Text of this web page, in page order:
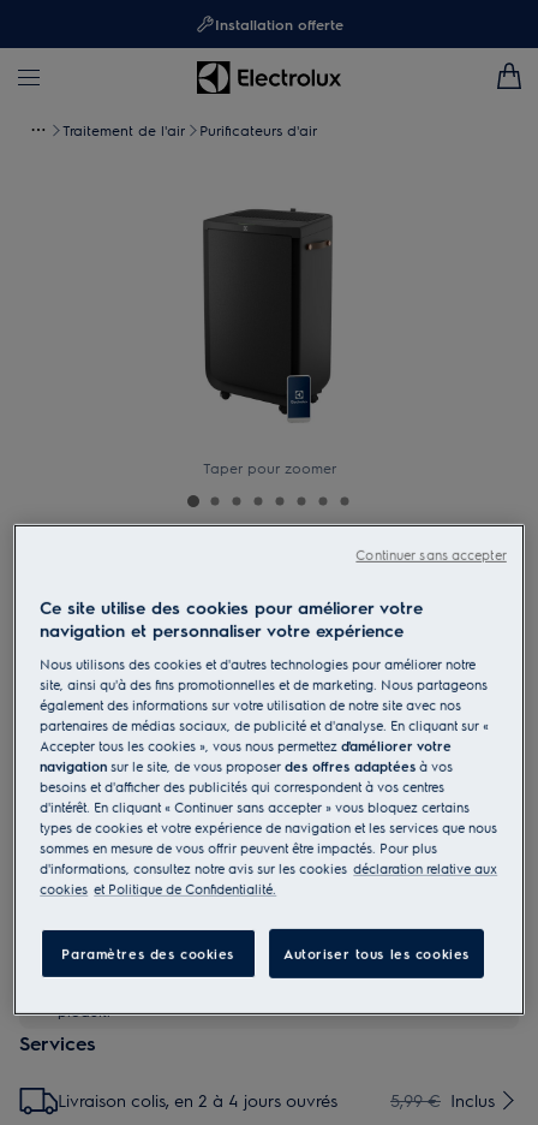
Installation offerte
Traitement de l'air Purificateurs d'air
Taper pour zoomer
Purificateur d'air Pure 700
5 (3)
Bénéfices
Le purificateur d’air 2-en-1 avec fonction ventilateur dirige l’air vers
vous.
Recréez une brise naturelle avec les volets oscillants et la sortie d’air
inclinable.
Assainissement de l’air en profondeur avec ioniseur supplémentaire
connaissance des avertissements et informations de sécurité
conformes à la réglementation EU 2023-988. Pour garantir
produit.
Services
Livraison colis, en 2 à 4 jours ouvrés 5,99 € Inclus
Ce site utilise des cookies pour améliorer votre
navigation et personnaliser votre expérience
Nous utilisons des cookies et d'autres technologies pour améliorer notre
site, ainsi qu'à des fins promotionnelles et de marketing. Nous partageons
également des informations sur votre utilisation de notre site avec nos
partenaires de médias sociaux, de publicité et d'analyse. En cliquant sur «
Accepter tous les cookies », vous nous permettezd'améliorer votre
navigation sur le site, de vous proposerdes offres adaptées à vos
besoins et d'afficher des publicités qui correspondent à vos centres
d'intérêt. En cliquant « Continuer sans accepter » vous bloquez certains
types de cookies et votre expérience de navigation et les services que nous
sommes en mesure de vous offrir peuvent être impactés. Pour plus
d'informations, consultez notre avis sur les cookies déclaration relative aux
cookies et Politique de Confidentialité.
Paramètres des cookies Autoriser tous les cookies
Continuer sans accepter